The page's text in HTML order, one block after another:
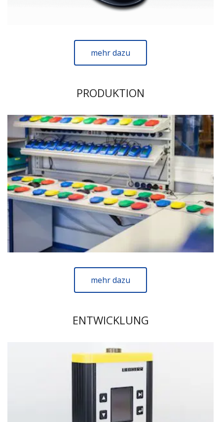
mehr dazu
PRODUKTION
mehr dazu
ENTWICKLUNG